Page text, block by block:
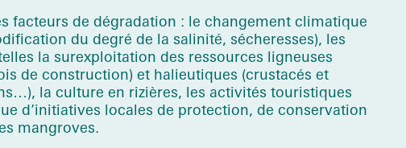
facteurs de dégradation : le changement climatique
du degré de la salinité, sécheresses), les
la surexploitation des ressources ligneuses
de construction) et halieutiques (crustacés et
la culture en rizières, les activités touristiques
d’initiatives locales de protection, de conservation
mangroves.